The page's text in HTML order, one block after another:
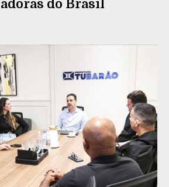
do Brasil